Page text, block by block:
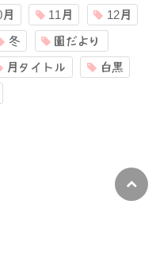
月 11月 12月
冬 園だより
月タイトル 白黒